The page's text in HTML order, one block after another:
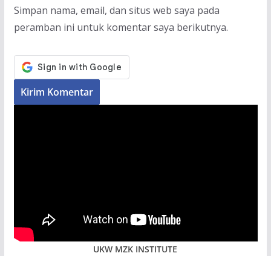
Simpan nama, email, dan situs web saya pada
peramban ini untuk komentar saya berikutnya.
UKW MZK INSTITUTE